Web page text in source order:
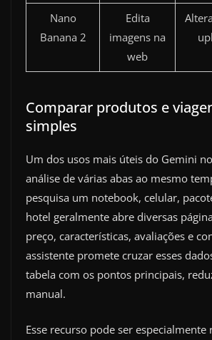
Nano
Banana 2
Edita
imagens na
web
Comparar produtos e
simples
Um dos usos mais úteis do Gemini
análise de várias abas ao mesmo
pesquisa um notebook, celular,
hotel geralmente abre diversas
preço, características, avaliações e
assistente promete cruzar esses
tabela com os pontos principais,
manual.
Esse recurso pode ser especialmente